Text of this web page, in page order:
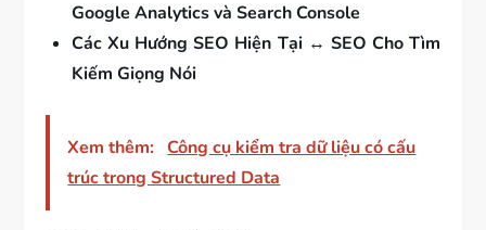
Google Analytics và Search Console
Các Xu Hướng SEO Hiện Tại↔ SEO Cho Tìm
Kiếm Giọng Nói
Xem thêm: Công cụ kiểm tra dữ liệu có cấu
trúc trong Structured Data